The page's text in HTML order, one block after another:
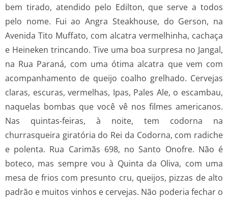
bem tirado, atendido pelo Edilton, que serve a todos
pelo nome. Fui ao Angra Steakhouse, do Gerson, na
Avenida Tito Muffato, com alcatra vermelhinha, cachaça
e Heineken trincando. Tive uma boa surpresa no Jangal,
na Rua Paraná, com uma ótima alcatra que vem com
acompanhamento de queijo coalho grelhado. Cervejas
claras, escuras, vermelhas, Ipas, Pales Ale, o escambau,
naquelas bombas que você vê nos filmes americanos.
Nas quintas-feiras, à noite, tem codorna na
churrasqueira giratória do Rei da Codorna, com radiche
e polenta. Rua Carimãs 698, no Santo Onofre. Não é
boteco, mas sempre vou à Quinta da Oliva, com uma
mesa de frios com presunto cru, queijos, pizzas de alto
padrão e muitos vinhos e cervejas. Não poderia fechar o